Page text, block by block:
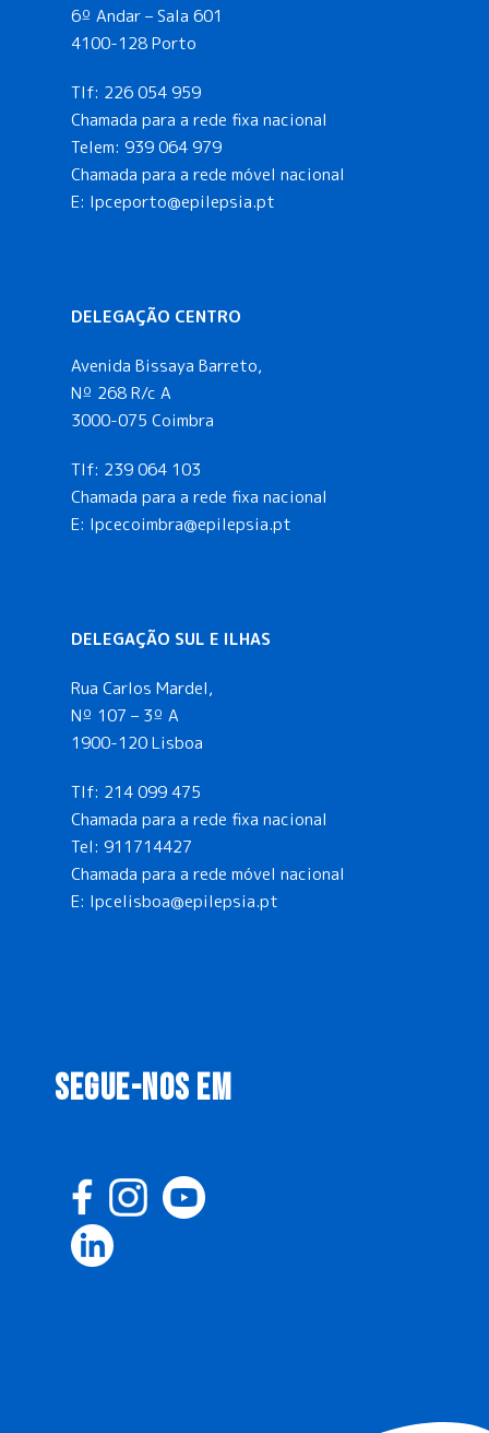
6º Andar – Sala 601
4100-128 Porto
Tlf: 226 054 959
Chamada para a rede fixa nacional
Telem: 939 064 979
Chamada para a rede móvel nacional
E: lpceporto@epilepsia.pt
DELEGAÇÃO CENTRO
Avenida Bissaya Barreto,
Nº 268 R/c A
3000-075 Coimbra
Tlf: 239 064 103
Chamada para a rede fixa nacional
E: lpcecoimbra@epilepsia.pt
DELEGAÇÃO SUL E ILHAS
Rua Carlos Mardel,
Nº 107 – 3º A
1900-120 Lisboa
Tlf: 214 099 475
Chamada para a rede fixa nacional
Tel: 911714427
Chamada para a rede móvel nacional
E: lpcelisboa@epilepsia.pt
SEGUE-NOS EM